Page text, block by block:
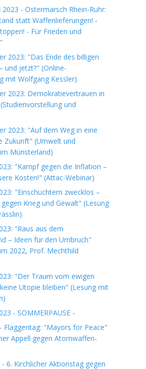
2023 - Ostermarsch Rhein-Ruhr:
statt Waffenlieferungen! -
- Für Frieden und
2023: "Das Ende des billigen
und jetzt?" (Online-
mit Wolfgang Kessler)
2023: Demokratievertrauen in
und
2023: "Auf dem Weg in eine
Zukunft" (Umwelt und
Münsterland)
"Kampf gegen die Inflation –
Kosten!" (Attac-Webinar)
"Einschüchtern zwecklos –
Krieg und Gewalt" (Lesung
"Raus aus dem
– Ideen für den Umbruch"
2022, Prof. Mechthild
"Der Traum vom ewigen
Utopie bleiben" (Lesung mit
- SOMMERPAUSE -
Flaggentag: "Mayors for Peace"
Appell gegen Atomwaffen-
- 6. Kirchlicher Aktionstag gegen